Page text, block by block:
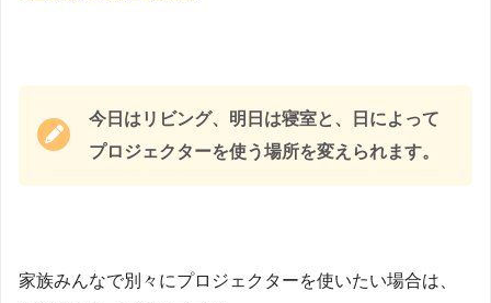
今日はリビング、明日は寝室と、日によって
プロジェクターを使う場所を変えられます。
家族みんなで別々にプロジェクターを使いたい場合は、